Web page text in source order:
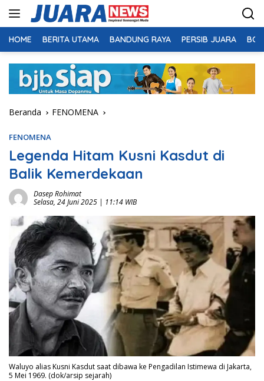
HOME BERITA UTAMA BANDUNG RAYA PERSIB JUARA
Beranda FENOMENA
FENOMENA
Legenda Hitam Kusni Kasdut di
Balik Kemerdekaan
Dasep Rohimat
Selasa, 24 Juni 2025 | 11:14 WIB
Waluyo alias Kusni Kasdut saat dibawa ke Pengadilan Istimewa di Jakarta,
5 Mei 1969. (dok/arsip sejarah)